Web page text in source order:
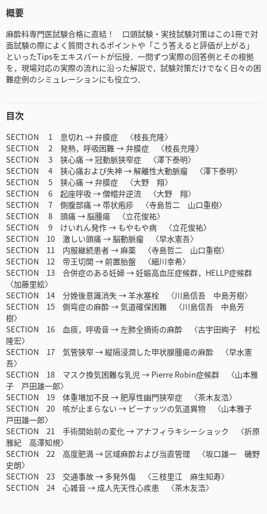
概要
麻酔科専門医試験合格に直結！ 口頭試験・実技試験対策はこの1冊で対
面試験の際によく質問されるポイントや「こう答えると評価が上がる」
といったTipsをエキスパートが伝授．一問ずつ実際の回答例とその根拠
を，現場対応の実際の流れに沿った解説で，試験対策だけでなく日々の困
難症例のシミュレーションにも役立つ．
目次
SECTION 1 息切れ → 弁膜症 〈枝長充隆〉
SECTION 2 発熱，呼吸困難 → 弁膜症 〈枝長充隆〉
SECTION 3 狭心痛 → 冠動脈狭窄症 〈澤下泰明〉
SECTION 4 狭心痛および失神 → 解離性大動脈瘤 〈澤下泰明〉
SECTION 5 狭心痛 → 弁膜症 〈大野 翔〉
SECTION 6 起座呼吸 → 僧帽弁逆流 〈大野 翔〉
SECTION 7 側腹部痛 → 帯状疱疹 〈寺島哲二 山口重樹〉
SECTION 8 頭痛 → 脳腫瘍 〈立花俊祐〉
SECTION 9 けいれん発作 → もやもや病 〈立花俊祐〉
SECTION 10 激しい頭痛 → 脳動脈瘤 〈早水憲吾〉
SECTION 11 内服継続患者 → 麻薬 〈寺島哲二 山口重樹〉
SECTION 12 帝王切開 → 前置胎盤 〈細川幸希〉
SECTION 13 合併症のある妊婦 → 妊娠高血圧症候群，HELLP症候群
〈加藤里絵〉
SECTION 14 分娩後意識消失 → 羊水塞栓 〈川島信吾 中島芳樹〉
SECTION 15 側弯症の麻酔 → 気道確保困難 〈川島信吾 中島芳
樹〉
SECTION 16 血痰，呼吸音 → 左肺全摘術の麻酔 〈古宇田絢子 村松
隆宏〉
SECTION 17 気管狭窄 → 縦隔浸潤した甲状腺腫瘍の麻酔 〈早水憲
吾〉
SECTION 18 マスク換気困難な乳児 → Pierre Robin症候群 〈山本雅
子 戸田雄一郎〉
SECTION 19 体重増加不良 → 肥厚性幽門狭窄症 〈茶木友浩〉
SECTION 20 咳が止まらない → ピーナッツの気道異物 〈山本雅子
戸田雄一郎〉
SECTION 21 手術開始前の変化 → アナフィラキシーショック 〈折原
雅紀 高澤知規〉
SECTION 22 高度肥満 → 区域麻酔および当直管理 〈坂口雄一 磯野
史朗〉
SECTION 23 交通事故 → 多発外傷 〈三枝里江 麻生知寿〉
SECTION 24 心雑音 → 成人先天性心疾患 〈茶木友浩〉